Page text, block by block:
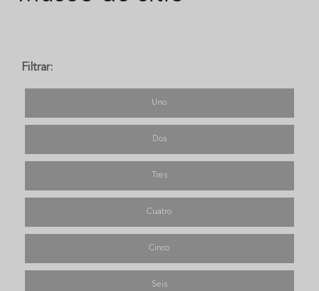
Filtrar:
Uno
Dos
Tres
Cuatro
Cinco
Seis